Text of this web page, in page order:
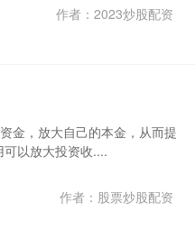
作者：2023炒股配资
金，放大自己的本金，从而提
以放大投资收....
作者：股票炒股配资